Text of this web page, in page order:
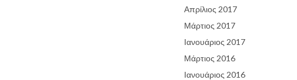
Απρίλιος 2017
Μάρτιος 2017
Ιανουάριος 2017
Μάρτιος 2016
Ιανουάριος 2016